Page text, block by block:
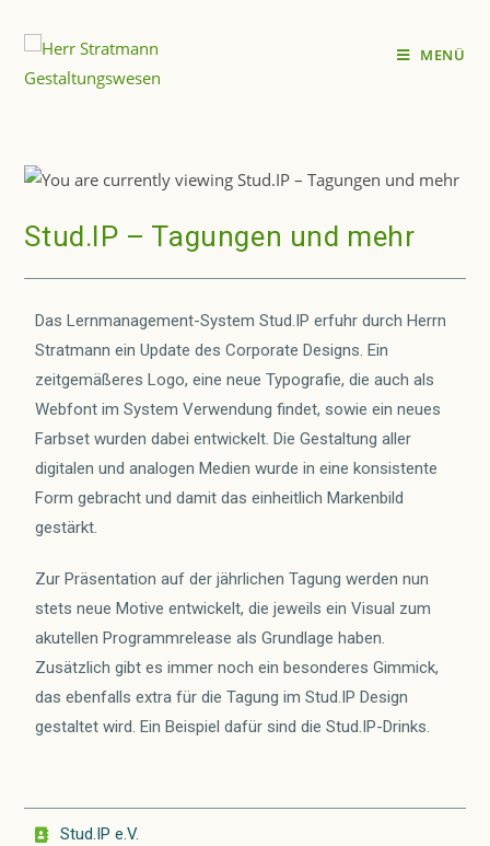
MENÜ
Stud.IP – Tagungen und mehr
Das Lernmanagement-System Stud.IP erfuhr durch Herrn
Stratmann ein Update des Corporate Designs. Ein
zeitgemäßeres Logo, eine neue Typografie, die auch als
Webfont im System Verwendung findet, sowie ein neues
Farbset wurden dabei entwickelt. Die Gestaltung aller
digitalen und analogen Medien wurde in eine konsistente
Form gebracht und damit das einheitlich Markenbild
gestärkt.
Zur Präsentation auf der jährlichen Tagung werden nun
stets neue Motive entwickelt, die jeweils ein Visual zum
akutellen Programmrelease als Grundlage haben.
Zusätzlich gibt es immer noch ein besonderes Gimmick,
das ebenfalls extra für die Tagung im Stud.IP Design
gestaltet wird. Ein Beispiel dafür sind die Stud.IP-Drinks.
Stud.IP e.V.